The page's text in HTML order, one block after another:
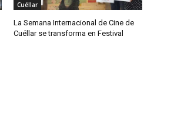
Cuéllar
La Semana Internacional de Cine de
Cuéllar se transforma en Festival